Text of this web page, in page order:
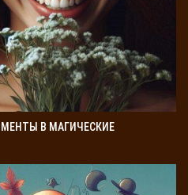
В МАГИЧЕСКИЕ